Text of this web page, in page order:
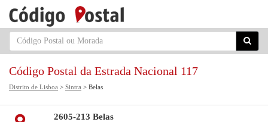
Código Postal da Estrada Nacional 117
Distrito de Lisboa > Sintra > Belas
2605-213 Belas